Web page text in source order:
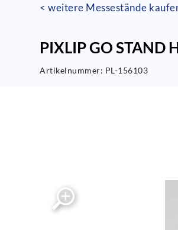
< weitere Messestände
PIXLIP GO STAND
Artikelnummer: PL-156103